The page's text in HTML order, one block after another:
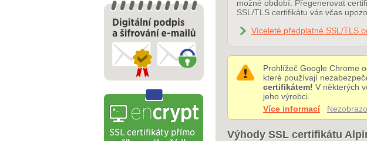
možné období. Přegenerovat
SSL/TLS certifikátu vás včas
Víceleté předplatné SSL/TLS
Prohlížeč Google Chrome
které používají
certifikátem! V některých
jeho výrobci.
Více informací
Výhody SSL certifikátu